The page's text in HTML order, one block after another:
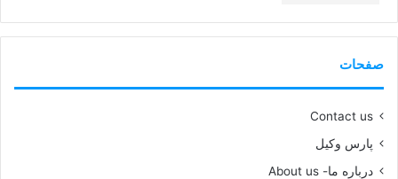
صفحات
Contact us
پارس وکیل
درباره ما- About us